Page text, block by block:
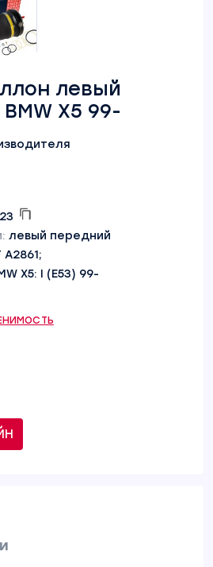
левый
X5 99-
левый передний
A2861;
X5: I (E53) 99-